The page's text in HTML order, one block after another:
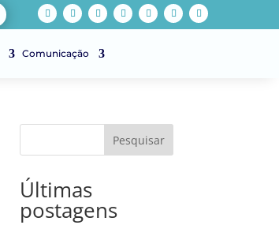
Comunicação
Pesquisar
Últimas
postagens